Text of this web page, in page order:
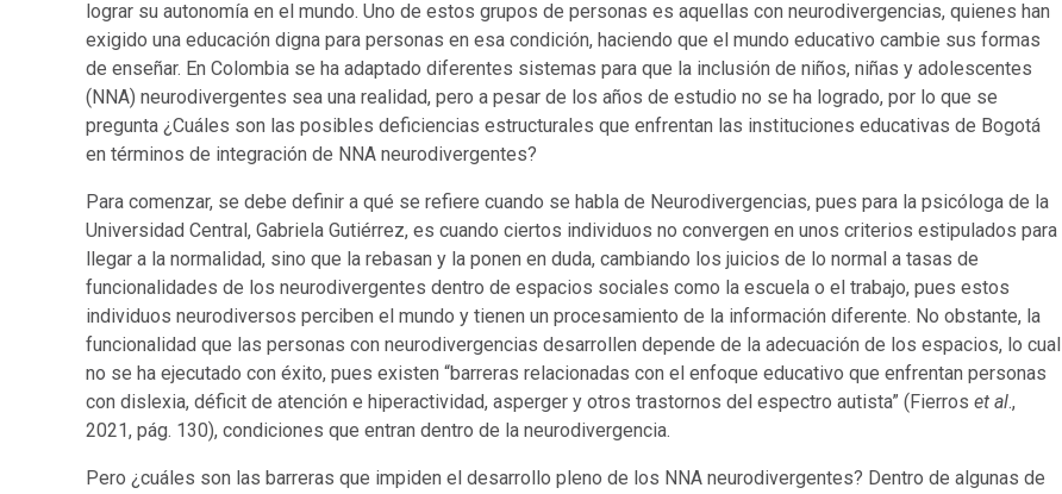
lograr su autonomía en el mundo. Uno de estos grupos de personas es aquellas con neurodivergencias, quienes han
exigido una educación digna para personas en esa condición, haciendo que el mundo educativo cambie sus formas
de enseñar. En Colombia se ha adaptado diferentes sistemas para que la inclusión de niños, niñas y adolescentes
(NNA) neurodivergentes sea una realidad, pero a pesar de los años de estudio no se ha logrado, por lo que se
pregunta ¿Cuáles son las posibles deficiencias estructurales que enfrentan las instituciones educativas de Bogotá
en términos de integración de NNA neurodivergentes?
Para comenzar, se debe definir a qué se refiere cuando se habla de Neurodivergencias, pues para la psicóloga de la
Universidad Central, Gabriela Gutiérrez, es cuando ciertos individuos no convergen en unos criterios estipulados para
llegar a la normalidad, sino que la rebasan y la ponen en duda, cambiando los juicios de lo normal a tasas de
funcionalidades de los neurodivergentes dentro de espacios sociales como la escuela o el trabajo, pues estos
individuos neurodiversos perciben el mundo y tienen un procesamiento de la información diferente. No obstante, la
funcionalidad que las personas con neurodivergencias desarrollen depende de la adecuación de los espacios, lo cual
no se ha ejecutado con éxito, pues existen “barreras relacionadas con el enfoque educativo que enfrentan personas
con dislexia, déficit de atención e hiperactividad, asperger y otros trastornos del espectro autista” (Fierros et al.,
2021, pág. 130), condiciones que entran dentro de la neurodivergencia.
Pero ¿cuáles son las barreras que impiden el desarrollo pleno de los NNA neurodivergentes? Dentro de algunas de